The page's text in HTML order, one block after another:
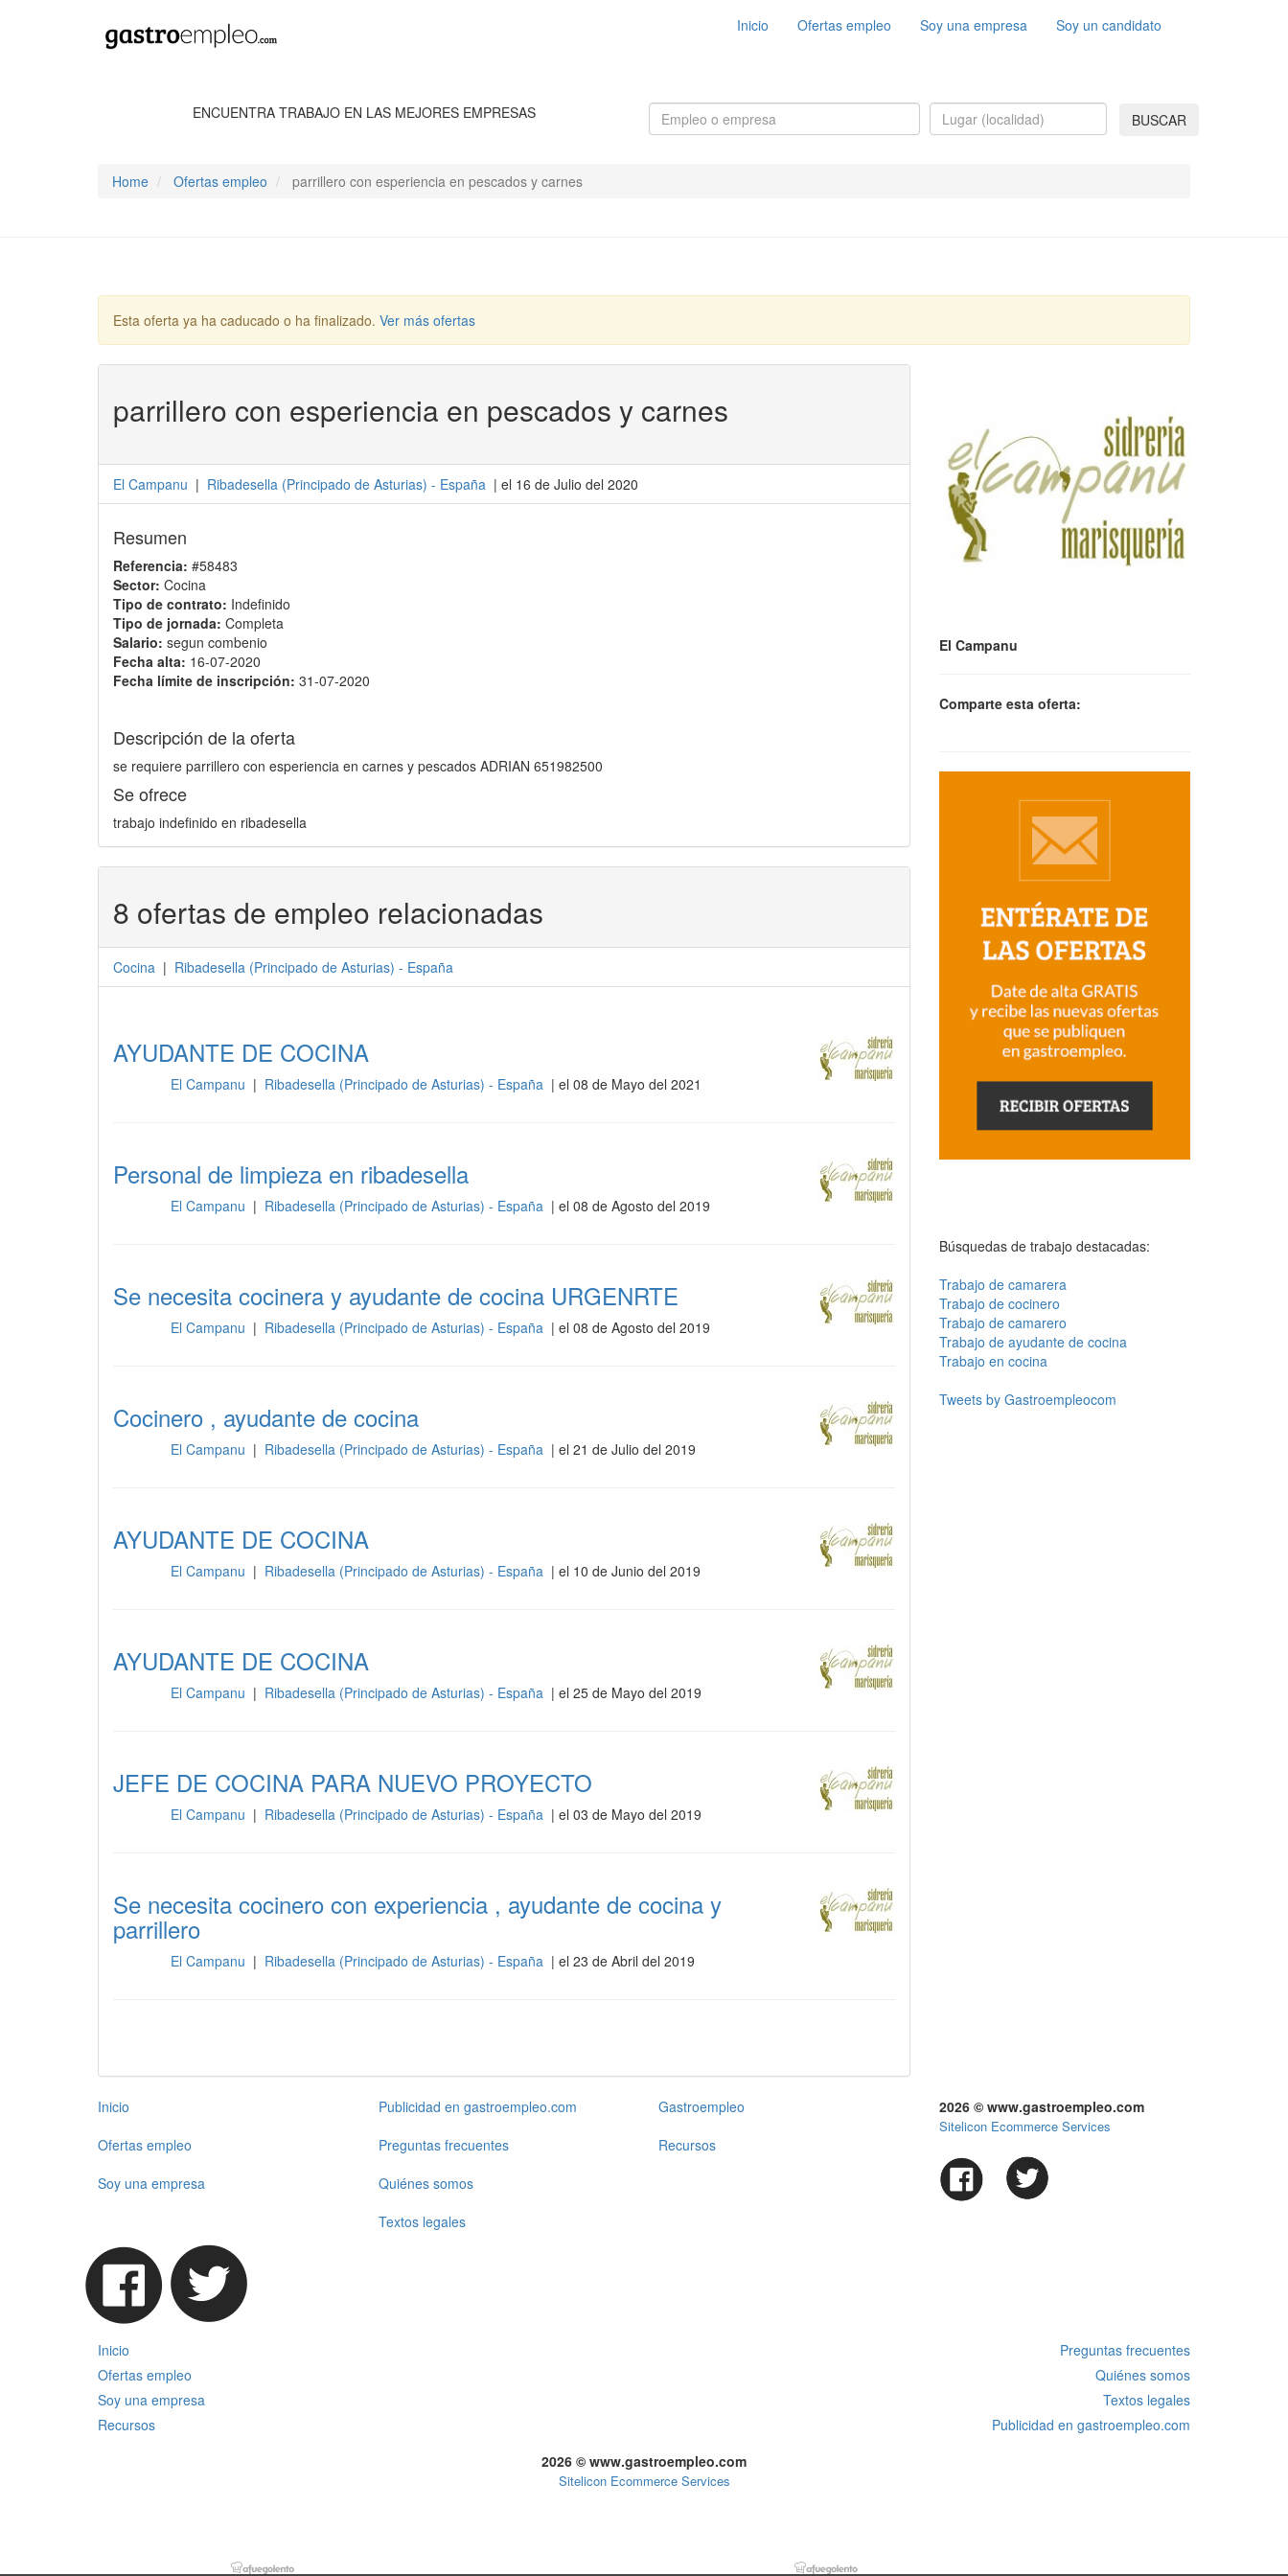
Inicio Ofertas empleo Soy una empresa Soy un candidato
ENCUENTRA TRABAJO EN LAS MEJORES EMPRESAS BUSCAR
Home Ofertas empleo parrillero con esperiencia en pescados y carnes
Esta oferta ya ha caducado o ha finalizado. Ver más ofertas
parrillero con esperiencia en pescados y carnes
El Campanu | Ribadesella (Principado de Asturias) - España | el 16 de Julio del 2020
Resumen
Referencia: #58483
Sector: Cocina
Tipo de contrato: Indefinido
Tipo de jornada: Completa
Salario: segun combenio
Fecha alta: 16-07-2020
Fecha límite de inscripción: 31-07-2020
Descripción de la oferta
se requiere parrillero con esperiencia en carnes y pescados ADRIAN 651982500
Se ofrece
trabajo indefinido en ribadesella
8 ofertas de empleo relacionadas
Cocina | Ribadesella (Principado de Asturias) - España
AYUDANTE DE COCINA
El Campanu | Ribadesella (Principado de Asturias) - España | el 08 de Mayo del 2021
Personal de limpieza en ribadesella
El Campanu | Ribadesella (Principado de Asturias) - España | el 08 de Agosto del 2019
Se necesita cocinera y ayudante de cocina URGENRTE
El Campanu | Ribadesella (Principado de Asturias) - España | el 08 de Agosto del 2019
Cocinero , ayudante de cocina
El Campanu | Ribadesella (Principado de Asturias) - España | el 21 de Julio del 2019
AYUDANTE DE COCINA
El Campanu | Ribadesella (Principado de Asturias) - España | el 10 de Junio del 2019
AYUDANTE DE COCINA
El Campanu | Ribadesella (Principado de Asturias) - España | el 25 de Mayo del 2019
JEFE DE COCINA PARA NUEVO PROYECTO
El Campanu | Ribadesella (Principado de Asturias) - España | el 03 de Mayo del 2019
Se necesita cocinero con experiencia , ayudante de cocina y
parrillero
El Campanu | Ribadesella (Principado de Asturias) - España | el 23 de Abril del 2019
El Campanu
Comparte esta oferta:
Búsquedas de trabajo destacadas:
Trabajo de camarera
Trabajo de cocinero
Trabajo de camarero
Trabajo de ayudante de cocina
Trabajo en cocina
Tweets by Gastroempleocom
Inicio
Ofertas empleo
Soy una empresa
Publicidad en gastroempleo.com
Preguntas frecuentes
Quiénes somos
Textos legales
Gastroempleo
Recursos
2026 © www.gastroempleo.com
Sitelicon Ecommerce Services
Inicio
Preguntas frecuentes
Ofertas empleo
Quiénes somos
Soy una empresa
Textos legales
Recursos
Publicidad en gastroempleo.com
2026 © www.gastroempleo.com
Sitelicon Ecommerce Services